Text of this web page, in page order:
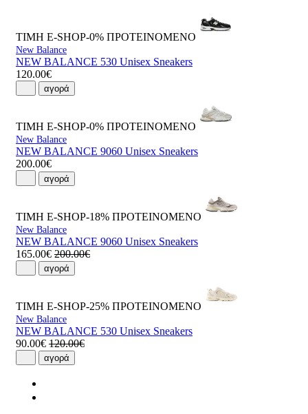
ΤΙΜΗ E-SHOP-0% ΠΡΟΤΕΙΝΟΜΕΝΟ
New Balance
NEW BALANCE 530 Unisex Sneakers
120.00€
αγορά
ΤΙΜΗ E-SHOP-0% ΠΡΟΤΕΙΝΟΜΕΝΟ
New Balance
NEW BALANCE 9060 Unisex Sneakers
200.00€
αγορά
ΤΙΜΗ E-SHOP-18% ΠΡΟΤΕΙΝΟΜΕΝΟ
New Balance
NEW BALANCE 9060 Unisex Sneakers
165.00€ 200.00€
αγορά
ΤΙΜΗ E-SHOP-25% ΠΡΟΤΕΙΝΟΜΕΝΟ
New Balance
NEW BALANCE 530 Unisex Sneakers
90.00€ 120.00€
αγορά